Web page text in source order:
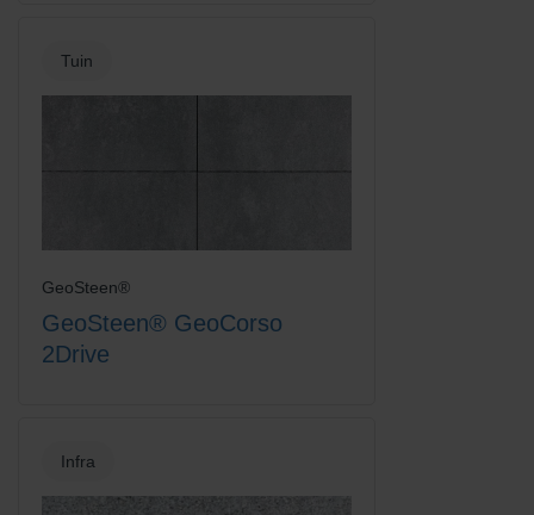
Tuin
GeoSteen®
GeoSteen® GeoCorso
2Drive
Infra